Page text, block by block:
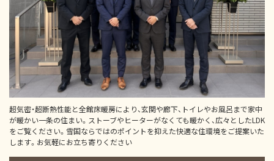
超気密・超断熱性能と全館床暖房により、玄関や廊下、トイレやお風呂まで家中
が暖かい一条の住まい。ストーブやヒーターがなくても暖かく、広々としたLDK
をご覧ください。雪国ならではのポイントを抑えた快適な住環境をご提案いた
します。お気軽にお立ち寄りください